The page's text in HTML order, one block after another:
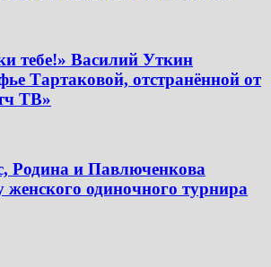
тебе!» Василий Уткин
Тартаковой, отстранённой от
ТВ»
Родина и Павлюченкова
женского одиночного турнира